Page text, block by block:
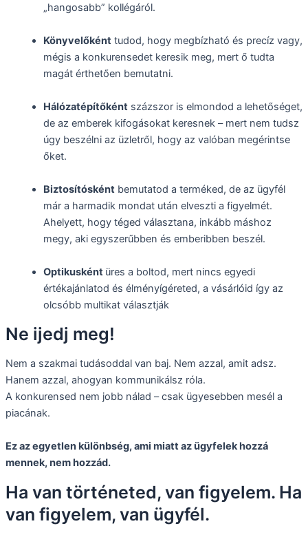
„hangosabb” kollégáról.
Könyvelőkénttudod, hogy megbízható és precíz vagy,
mégis a konkurensedet keresik meg, mert ő tudta
magát érthetően bemutatni.
Hálózatépítőkéntszázszor is elmondod a lehetőséget,
de az emberek kifogásokat keresnek – mert nem tudsz
úgy beszélni az üzletről, hogy az valóban megérintse
őket.
Biztosítóskéntbemutatod a terméked, de az ügyfél
már a harmadik mondat után elveszti a figyelmét.
Ahelyett, hogy téged választana, inkább máshoz
megy, aki egyszerűbben és emberibben beszél.
Optikusként üres a boltod, mert nincs egyedi
értékajánlatod és élményígéreted, a vásárlóid így az
olcsóbb multikat választják
Ne ijedj meg!
Nem a szakmai tudásoddal van baj. Nem azzal, amit adsz.
Hanem azzal, ahogyan kommunikálsz róla.
A konkurensed nem jobb nálad – csak ügyesebben mesél a
piacának.
Ez az egyetlen különbség, ami miatt az ügyfelek hozzá
mennek, nem hozzád.
Ha van történeted, van figyelem. Ha
van figyelem, van ügyfél.